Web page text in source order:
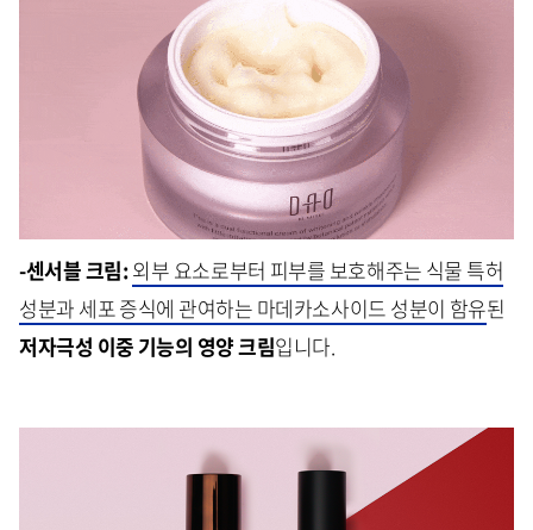
-센서블 크림:외부 요소로부터 피부를 보호해주는 식물 특허
성분과 세포 증식에 관여하는 마데카소사이드 성분이 함유된
저자극성 이중 기능의 영양 크림입니다.